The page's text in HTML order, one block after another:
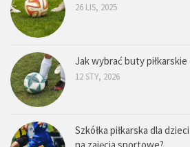
26 LIS, 2025
Jak wybrać buty piłkarskie
12 STY, 2026
Szkółka piłkarska dla